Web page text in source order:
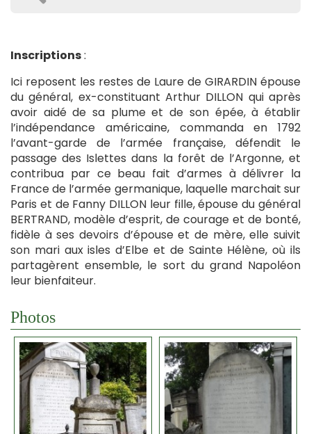
Inscriptions:
Ici reposent les restes de Laure de GIRARDIN épouse
du général, ex-constituant Arthur DILLON qui après
avoir aidé de sa plume et de son épée, à établir
l’indépendance américaine, commanda en 1792
l’avant-garde de l’armée française, défendit le
passage des Islettes dans la forêt de l’Argonne, et
contribua par ce beau fait d’armes à délivrer la
France de l’armée germanique, laquelle marchait sur
Paris et de Fanny DILLON leur fille, épouse du général
BERTRAND, modèle d’esprit, de courage et de bonté,
fidèle à ses devoirs d’épouse et de mère, elle suivit
son mari aux isles d’Elbe et de Sainte Hélène, où ils
partagèrent ensemble, le sort du grand Napoléon
leur bienfaiteur.
Photos